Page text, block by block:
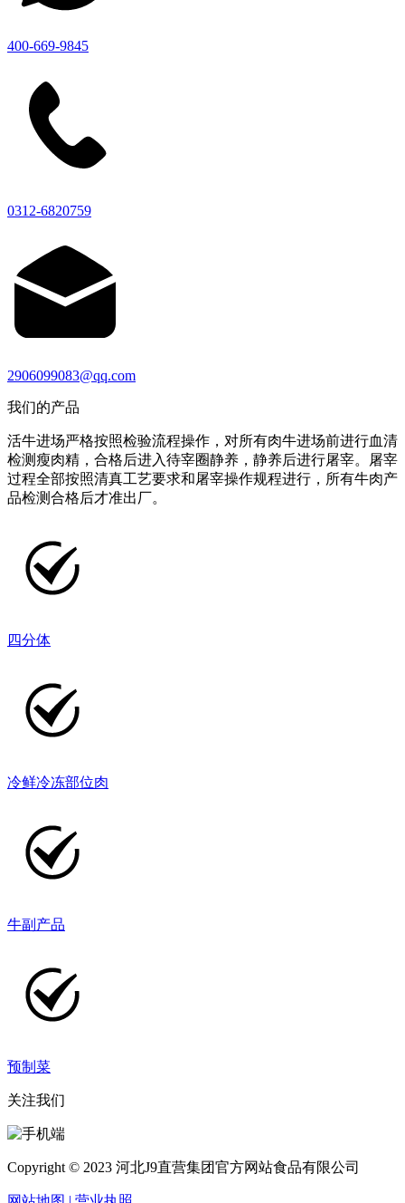
400-669-9845
0312-6820759
2906099083@qq.com
我们的产品
活牛进场严格按照检验流程操作，对所有肉牛进场前进行血清
检测瘦肉精，合格后进入待宰圈静养，静养后进行屠宰。屠宰
过程全部按照清真工艺要求和屠宰操作规程进行，所有牛肉产
品检测合格后才准出厂。
四分体
冷鲜冷冻部位肉
牛副产品
预制菜
关注我们
Copyright © 2023 河北J9直营集团官方网站食品有限公司